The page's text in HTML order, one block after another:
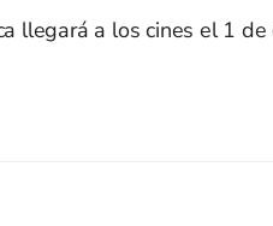
llegará a los cines el 1